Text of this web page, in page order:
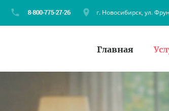
г. Новосибирск, ул.
Главная